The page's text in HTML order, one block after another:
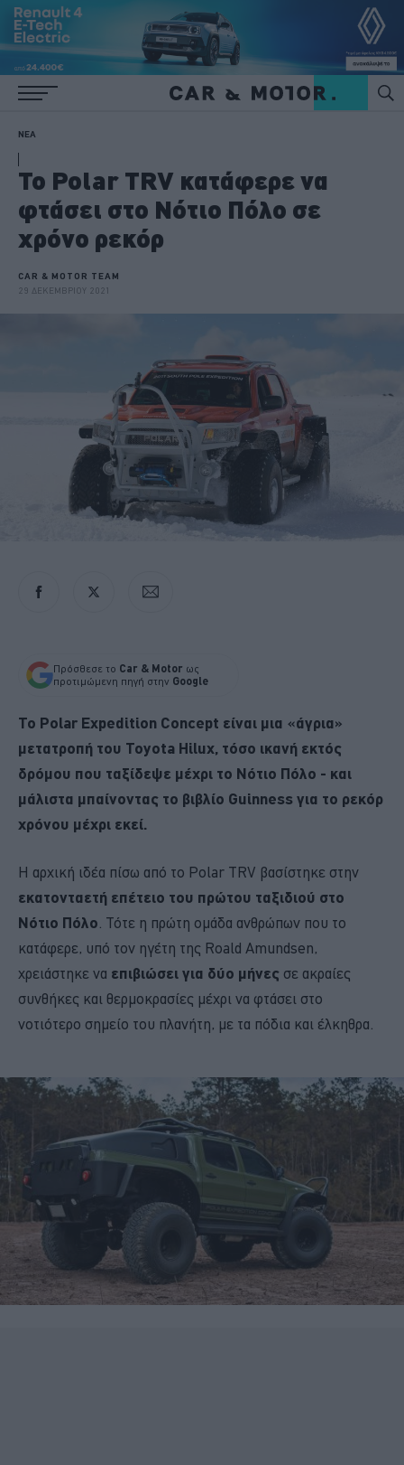
ΝΕΑ
Το Polar TRV κατάφερε να
φτάσει στο Νότιο Πόλο σε
χρόνο ρεκόρ
CAR & MOTOR TEAM
29 ΔΕΚΕΜΒΡΙΟΥ 2021
Πρόσθεσε το Car & Motor ως
προτιμώμενη πηγή στην Google
Το Polar Expedition Concept είναι μια «άγρια»
μετατροπή του Toyota Hilux, τόσο ικανή εκτός
δρόμου που ταξίδεψε μέχρι το Νότιο Πόλο - και
μάλιστα μπαίνοντας το βιβλίο Guinness για το ρεκόρ
χρόνου μέχρι εκεί.
Η αρχική ιδέα πίσω από το Polar TRV βασίστηκε στην
εκατονταετή επέτειο του πρώτου ταξιδιού στο
Νότιο Πόλο . Τότε η πρώτη ομάδα ανθρώπων που το
κατάφερε, υπό τον ηγέτη της Roald Amundsen,
χρειάστηκε να επιβιώσει για δύο μήνες σε ακραίες
συνθήκες και θερμοκρασίες μέχρι να φτάσει στο
νοτιότερο σημείο του πλανήτη, με τα πόδια και έλκηθρα.